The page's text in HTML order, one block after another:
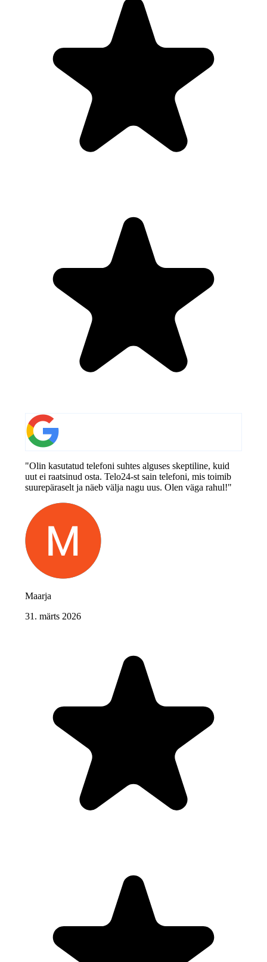
"Olin kasutatud telefoni suhtes alguses skeptiline, kuid
uut ei raatsinud osta. Telo24-st sain telefoni, mis toimib
suurepäraselt ja näeb välja nagu uus. Olen väga rahul!"
Maarja
31. märts 2026